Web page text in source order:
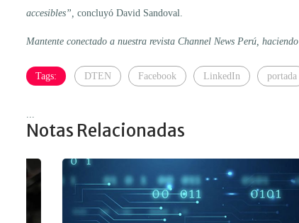
accesibles”, concluyó David Sandoval.
Mantente conectado a nuestra revista Channel News Perú, haciendo
Tags: DTEN Facebook LinkedIn portada
Notas Relacionadas